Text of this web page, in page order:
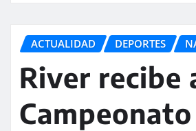
ACTUALIDAD DEPORTES
River recibe
Campeonato